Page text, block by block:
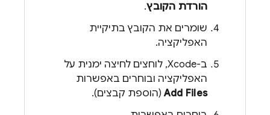
הורדת הקובץ.
שומרים את הקובץ בתיקיית
האפליקציה.
ב-Xcode, לוחצים לחיצה ימנית על
האפליקציה ובוחרים באפשרות
Add Files(הוספת קבצים).